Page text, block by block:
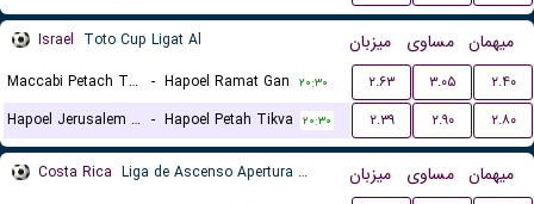
Israel Toto Cup Ligat Al میزبان مساوی میهمان
Maccabi Petach Tikva - Hapoel Ramat Gan ۲۰:۳۰ ۲.۶۳ ۳.۰۵
۲.۴۰
Hapoel Jerusalem FC - Hapoel Petah Tikva ۲۰:۳۰ ۲.۳۹ ۲.۹۰ ۲.۸۰
Costa Rica Liga de Ascenso Apertura gr. B میزبان مساوی میهمان